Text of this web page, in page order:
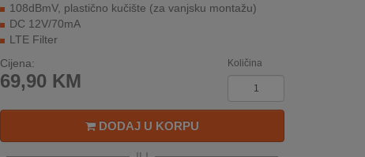
108dBmV, plastično kučište (za vanjsku montažu)
DC 12V/70mA
LTE Filter
Cijena:
69,90 KM
Količina
DODAJ U KORPU